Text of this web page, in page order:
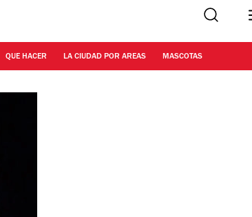
Buscar
QUE HACER LA CIUDAD POR AREAS MASCOTAS